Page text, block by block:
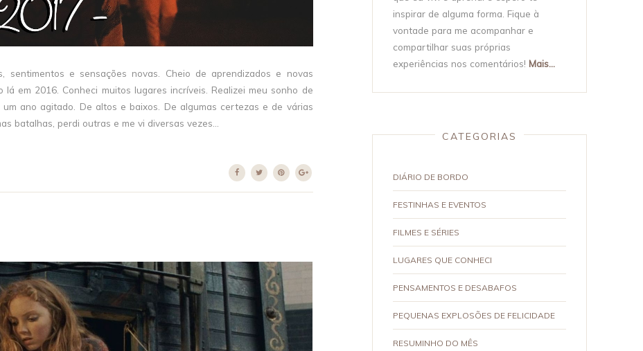
sentimentos e sensações novas. Cheio de aprendizados e novas
em 2016. Conheci muitos lugares incríveis. Realizei meu sonho de
ano agitado. De altos e baixos. De algumas certezas e de várias
batalhas, perdi outras e me vi diversas vezes...
inspirar de alguma forma. Fique à
vontade para me acompanhar e
compartilhar suas próprias
experiências nos comentários! Mais...
CATEGORIAS
DIÁRIO DE BORDO
FESTINHAS E EVENTOS
FILMES E SÉRIES
LUGARES QUE CONHECI
PENSAMENTOS E DESABAFOS
PEQUENAS EXPLOSÕES DE FELICIDADE
RESUMINHO DO MÊS